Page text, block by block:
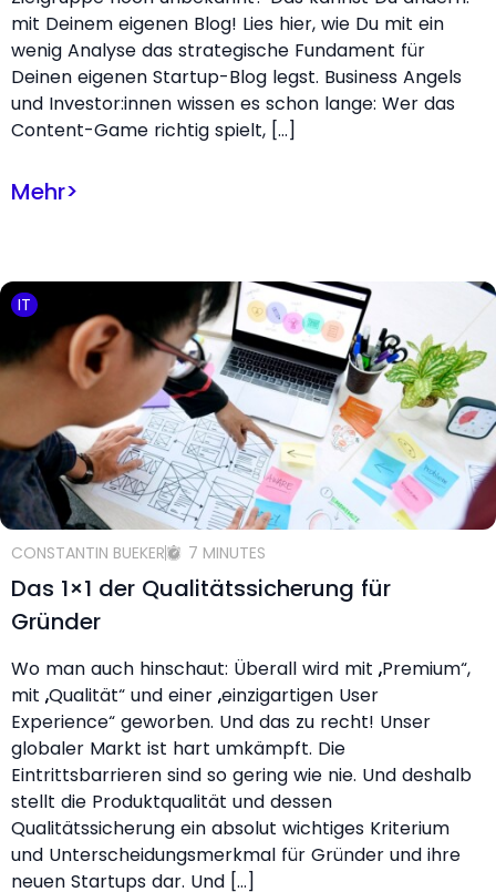
mit Deinem eigenen Blog! Lies hier, wie Du mit ein
wenig Analyse das strategische Fundament für
Deinen eigenen Startup-Blog legst. Business Angels
und Investor:innen wissen es schon lange: Wer das
Content-Game richtig spielt, […]
Mehr>
IT
CONSTANTIN BUEKER 7 MINUTES
Das 1×1 der Qualitätssicherung für
Gründer
Wo man auch hinschaut: Überall wird mit „Premium“,
mit „Qualität“ und einer „einzigartigen User
Experience“ geworben. Und das zu recht! Unser
globaler Markt ist hart umkämpft. Die
Eintrittsbarrieren sind so gering wie nie. Und deshalb
stellt die Produktqualität und dessen
Qualitätssicherung ein absolut wichtiges Kriterium
und Unterscheidungsmerkmal für Gründer und ihre
neuen Startups dar. Und […]